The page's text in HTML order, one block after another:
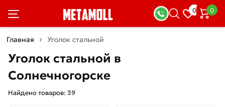
0 0
Главная Уголок стальной
Уголок стальной в
Солнечногорске
Найдено товаров: 39
Фильтры
×
скидкой